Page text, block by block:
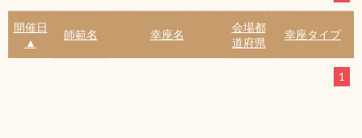
開催日
▲
師範名 幸座名
会場都
道府県
幸座タイプ
1